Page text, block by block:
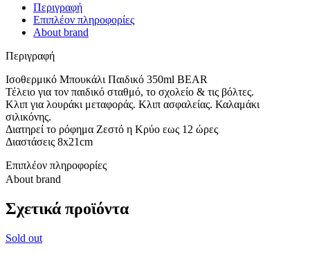
Περιγραφή
Επιπλέον πληροφορίες
About brand
Περιγραφή
Ισοθερμικό Μπουκάλι Παιδικό 350ml BEAR
Τέλειο για τον παιδικό σταθμό, το σχολείο & τις βόλτες.
Κλιπ για λουράκι μεταφοράς. Κλιπ ασφαλείας. Καλαμάκι
σιλικόνης.
Διατηρεί το ρόφημα Ζεστό η Κρύο εως 12 ώρες
Διαστάσεις 8x21cm
Επιπλέον πληροφορίες
About brand
Σχετικά προϊόντα
Sold out